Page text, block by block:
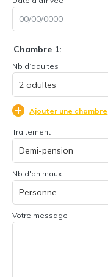
Chambre 1:
Nb d’adultes
Ajouter une chambre
Traitement
Nb d'animaux
Votre message